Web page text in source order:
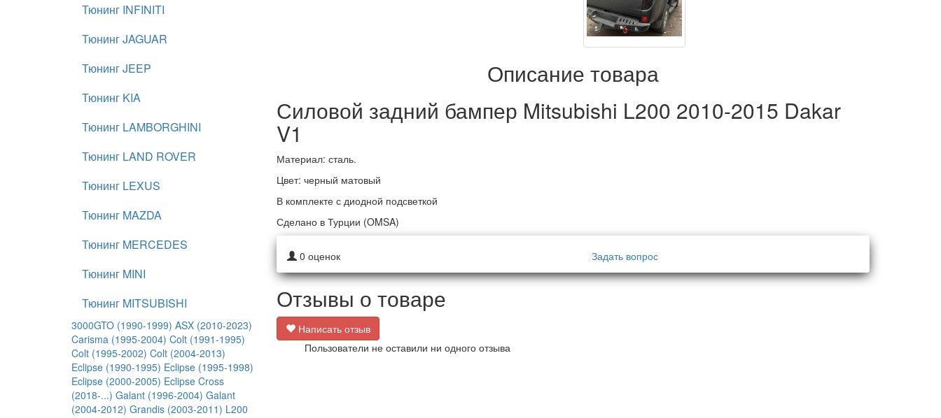
Тюнинг INFINITI
Тюнинг JAGUAR
Тюнинг JEEP
Тюнинг KIA
Тюнинг LAMBORGHINI
Тюнинг LAND ROVER
Тюнинг LEXUS
Тюнинг MAZDA
Тюнинг MERCEDES
Тюнинг MINI
Тюнинг MITSUBISHI
3000GTO (1990-1999) ASX (2010-2023)
Carisma (1995-2004) Colt (1991-1995)
Colt (1995-2002) Colt (2004-2013)
Eclipse (1990-1995) Eclipse (1995-1998)
Eclipse (2000-2005) Eclipse Cross
(2018-...) Galant (1996-2004) Galant
(2004-2012) Grandis (2003-2011) L200
Описание товара
Силовой задний бампер Mitsubishi L200 2010-2015 Dakar
V1
Материал: сталь.
Цвет: черный матовый
В комплекте с диодной подсветкой
Сделано в Турции (OMSA)
0 оценок Задать вопрос
Отзывы о товаре
Написать отзыв
Пользователи не оставили ни одного отзыва